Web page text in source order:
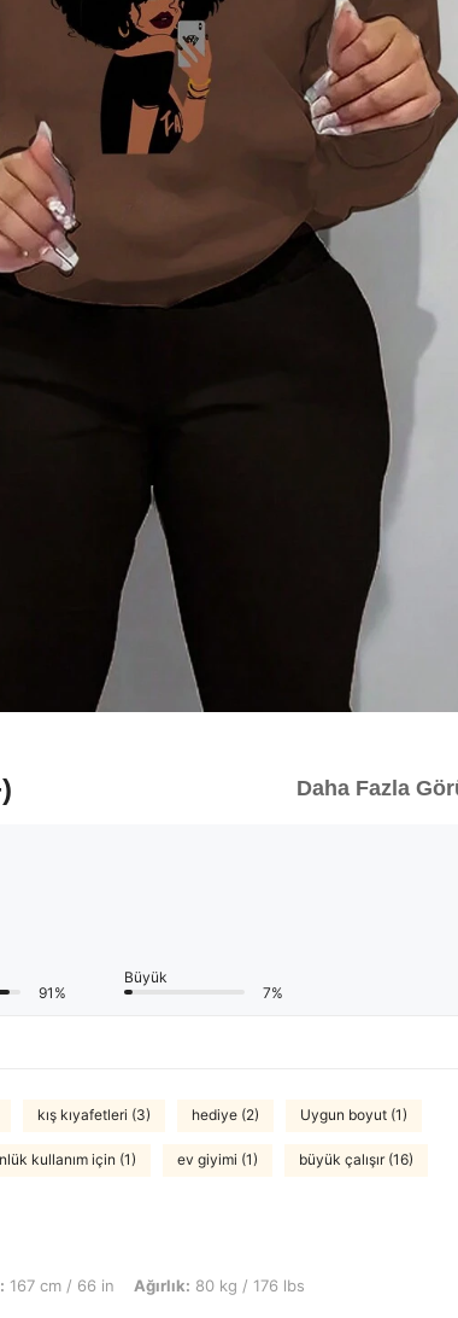
Daha Fazla
91%
Büyük
7%
kış kıyafetleri (3) hediye (2) Uygun boyut (1)
kullanım için (1) ev giyimi (1) büyük çalışır (16)
in, Ağırlık: 80 kg / 176 lbs, Renk: Kahve Kahverengi, Boyut: S
167 cm / 66 in Ağırlık: 80 kg / 176 lbs